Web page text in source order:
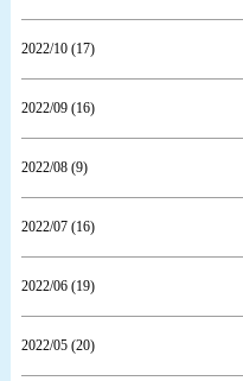
2022/10 (17)
2022/09 (16)
2022/08 (9)
2022/07 (16)
2022/06 (19)
2022/05 (20)